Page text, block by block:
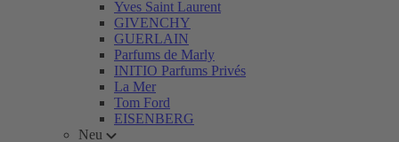
Yves Saint Laurent
GIVENCHY
GUERLAIN
Parfums de Marly
INITIO Parfums Privés
La Mer
Tom Ford
EISENBERG
Neu